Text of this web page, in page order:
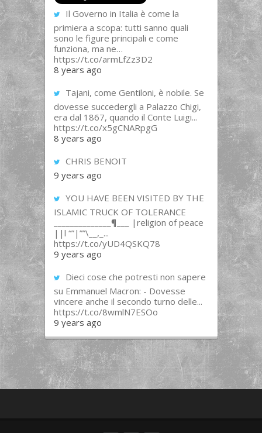
Il Governo in Italia è come la
primiera a scopa: tutti sanno quali
sono le figure principali e come
funziona, ma ne…
https://t.co/armLfZz3D2
8 years ago
Tajani, come Gentiloni, è nobile. Se
dovesse succedergli a Palazzo Chigi,
era dal 1867, quando il Conte Luigi...
https://t.co/x5gCNARpgG
8 years ago
CHRIS BENOIT
9 years ago
YOU HAVE BEEN VISITED BY THE
ISLAMIC TRUCK OF TOLERANCE
______________¶___ |religion of peace
||l “”|””\__,_...
https://t.co/yUD4QSKQ78
9 years ago
Dieci cose che potresti non sapere
su Emmanuel Macron: - Dovesse
vincere anche il secondo turno delle...
https://t.co/8wmlN7ESOo
9 years ago